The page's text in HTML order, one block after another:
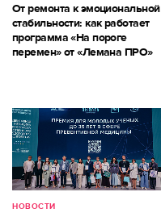
От ремонта к эмоциональной
стабильности: как работает
программа «На пороге
перемен» от «Лемана ПРО»
НОВОСТИ